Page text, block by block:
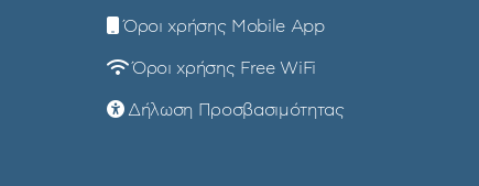
Όροι χρήσης Mobile App
Όροι χρήσης Free WiFi
Δήλωση Προσβασιμότητας